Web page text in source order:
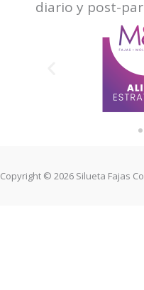
diario y post-
Copyright © 2026 Silueta Fajas